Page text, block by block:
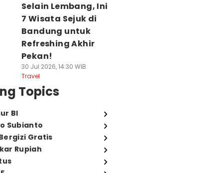
Selain Lembang, Ini
7 Wisata Sejuk di
Bandung untuk
Refreshing Akhir
Pekan!
30 Jul 2026, 14:30 WIB
Travel
Topics
BI
Subianto
Gratis
Rupiah